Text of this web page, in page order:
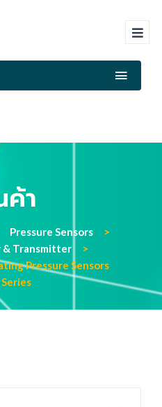
ค้า
Pressure Sensors
& Transmitter
Pressure Sensors
Series